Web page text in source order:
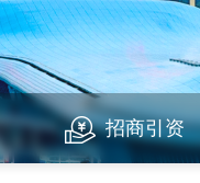
招商引资